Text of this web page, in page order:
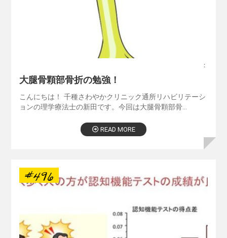
：
大腿骨顆部骨折の勉強！
こんにちは！ 千種さわやかクリニック通所リハビリテーシ
ョンの理学療法士の新田です。今回は大腿骨顆部骨…
READ MORE
#496